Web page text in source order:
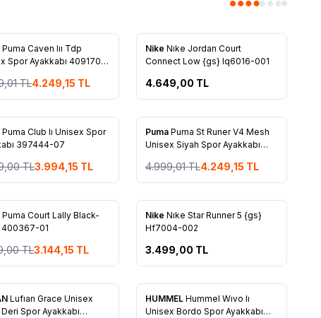
Ekle
Puma Caven Iıı Tdp
Spor Ayakkabı 409170-
TL4.249,15 TL
Favorilere Ekle
Nike Nıke Jordan Court
Connect Low {gs} Iq6016-001
4.649,00 TL
Ekle
Puma Club Iı Unisex Spor
397444-07
TL3.994,15 TL
%15
Favorilere Ekle
Puma Puma St Runer V4 Mesh
Unisex Siyah Spor Ayakkabı
4.999,01TL4.249,15 TL
Ekle
Puma Court Lally Black-
01
TL3.144,15 TL
Favorilere Ekle
Nike Nıke Star Runner 5 {gs}
Hf7004-002
3.499,00 TL
Ekle
Lufıan Grace Unisex
Spor Ayakkabı
%25
Favorilere Ekle
HUMMEL Hummel Wıvo Iı
Unisex Bordo Spor Ayakkabı